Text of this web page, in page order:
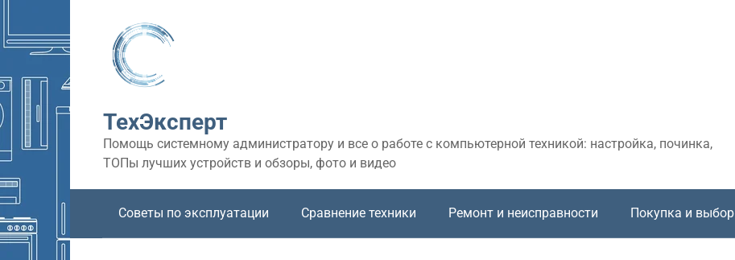
контенту
ТехЭксперт
Помощь системному администратору и все о работе с компьютерной техникой: настройка, починка,
ТОПы лучших устройств и обзоры, фото и видео
Советы по эксплуатации Сравнение техники Ремонт и неисправности Покупка и выбор